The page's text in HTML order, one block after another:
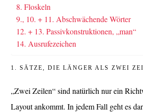
8. Floskeln
9., 10. + 11. Abschwächende Wörter
12. + 13. Passivkonstruktionen, „man“
14. Ausrufezeichen
1. SÄTZE, DIE LÄNGER ALS ZWEI
„Zwei Zeilen“ sind natürlich nur ein
Layout ankommt. In jedem Fall geht es